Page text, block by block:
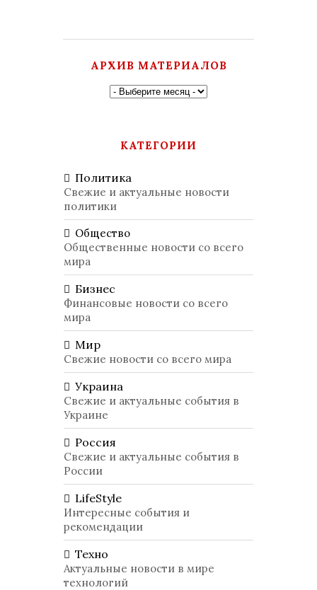
АРХИВ МАТЕРИАЛОВ
КАТЕГОРИИ
Политика
Свежие и актуальные новости
политики
Общество
Общественные новости со всего
мира
Бизнес
Финансовые новости со всего
мира
Мир
Свежие новости со всего мира
Украина
Свежие и актуальные события в
Украине
Россия
Свежие и актуальные события в
России
LifeStyle
Интересные события и
рекомендации
Техно
Актуальные новости в мире
технологий